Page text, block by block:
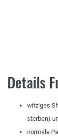
Details
witziges
sterben)
normale